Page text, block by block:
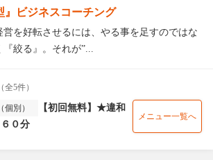
』ビジネスコーチング
営を好転させるには、やる事を足すのではな
『絞る』。それが”...
5件）
別）
【初回無料】★違和
０分
メニュー一覧へ